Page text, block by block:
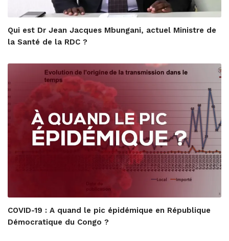
Qui est Dr Jean Jacques Mbungani, actuel Ministre de
la Santé de la RDC ?
COVID-19 : A quand le pic épidémique en République
Démocratique du Congo ?